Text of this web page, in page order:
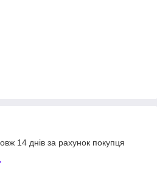
14 днів за рахунок покупця